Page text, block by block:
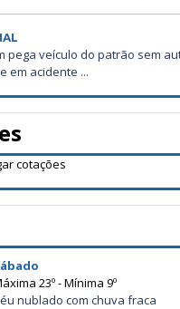
pega veículo do patrão sem
em acidente ...
cotações
23º - Mínima 9º
nublado com chuva fraca